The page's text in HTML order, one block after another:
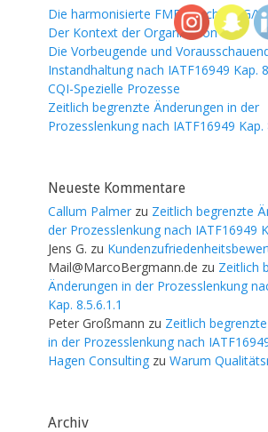
Die harmonisierte FMEA nach AIAG/
Der Kontext der Organisation
Die Vorbeugende und
Instandhaltung nach IATF16949 Kap.
CQI-Spezielle Prozesse
Zeitlich begrenzte Änderungen in der
Prozesslenkung nach IATF16949 Kap.
Neueste Kommentare
Callum Palmer zu Zeitlich begrenzte
der Prozesslenkung nach IATF16949
Jens G. zu
Mail@MarcoBergmann.de zu Zeitlich
Änderungen in der Prozesslenkung
Kap. 8.5.6.1.1
Peter Großmann zu Zeitlich
in der Prozesslenkung nach
Hagen Consulting zu Warum
Archiv